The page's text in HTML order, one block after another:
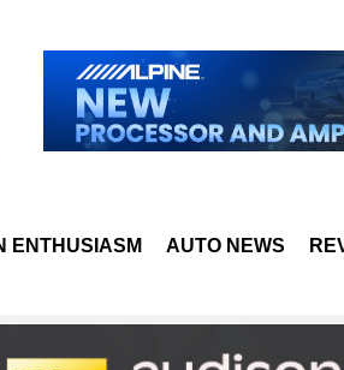
ENTHUSIASM AUTO NEWS